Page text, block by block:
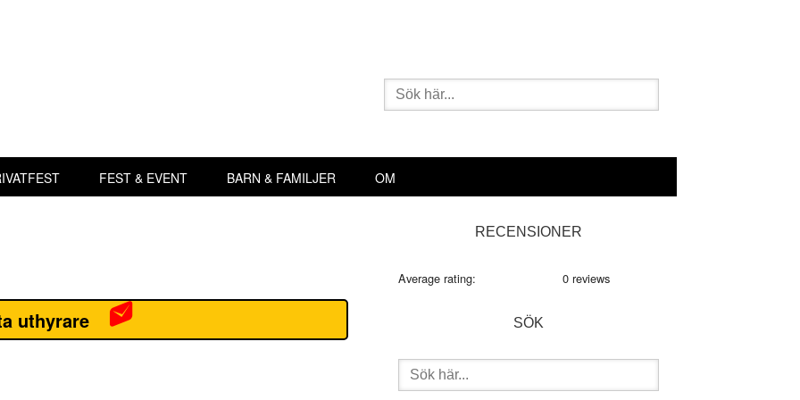
Sök
efter:
FEST & EVENT BARN & FAMILJER OM
uthyrare
RECENSIONER
Average rating: 0 reviews
SÖK
Sök
efter: